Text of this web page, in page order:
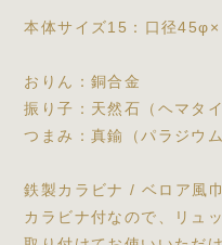
本体サイズ15：口径
おりん：銅合金
振り子：天然石（ヘマタイ
つまみ：真鍮（パラジウム
鉄製カラビナ / ベロア風
カラビナ付なので、リュ